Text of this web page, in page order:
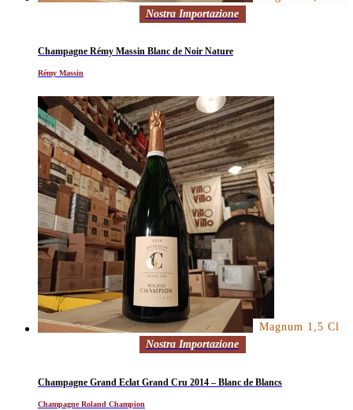
Nostra Importazione
Champagne Rémy Massin Blanc de Noir Nature
Rémy Massin
Magnum 1,5 Cl
Nostra Importazione
Champagne Grand Eclat Grand Cru 2014 – Blanc de Blancs
Champagne Roland Champion